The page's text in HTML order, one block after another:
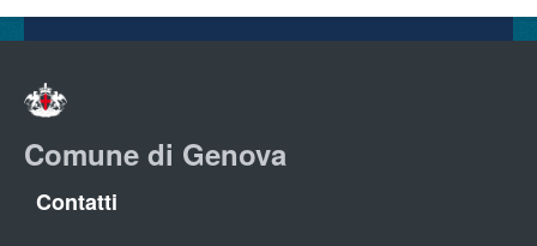
Comune di Genova
Contatti